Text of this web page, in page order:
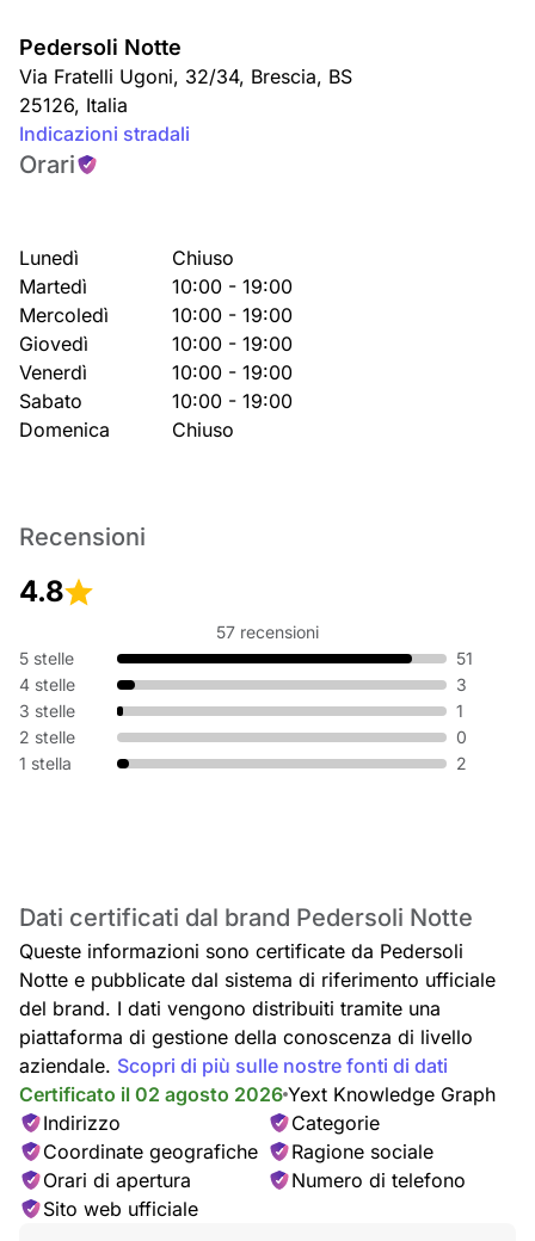
Pedersoli Notte
Via Fratelli Ugoni, 32/34, Brescia, BS
25126, Italia
Indicazioni stradali
Orari
Lunedì
Chiuso
Martedì
10:00 - 19:00
Mercoledì
10:00 - 19:00
Giovedì
10:00 - 19:00
Venerdì
10:00 - 19:00
Sabato
10:00 - 19:00
Domenica
Chiuso
Recensioni
4.8
57 recensioni
5 stelle
51
4 stelle
3
3 stelle
1
2 stelle
0
1 stella
2
Dati certificati dal brand Pedersoli Notte
Queste informazioni sono certificate da Pedersoli
Notte e pubblicate dal sistema di riferimento ufficiale
del brand. I dati vengono distribuiti tramite una
piattaforma di gestione della conoscenza di livello
aziendale. Scopri di più sulle nostre fonti di dati
Certificato il 02 agosto 2026 Yext Knowledge Graph
Indirizzo
Categorie
Coordinate geografiche
Ragione sociale
Orari di apertura
Numero di telefono
Sito web ufficiale